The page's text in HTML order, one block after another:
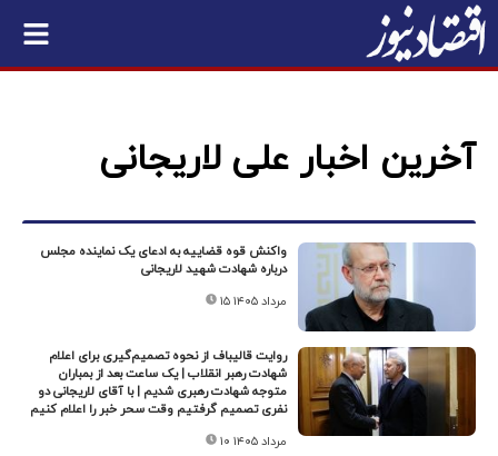
آخرین اخبار علی لاریجانی
واکنش قوه قضاییه به ادعای یک نماینده مجلس
درباره شهادت شهید لاریجانی
۱۵ مرداد ۱۴۰۵
روایت قالیباف از نحوه تصمیم‌گیری برای اعلام
شهادت رهبر انقلاب | یک ساعت بعد از بمباران
متوجه شهادت رهبری شدیم | با آقای لاریجانی دو
نفری تصمیم گرفتیم وقت سحر خبر را اعلام کنیم
۱۰ مرداد ۱۴۰۵